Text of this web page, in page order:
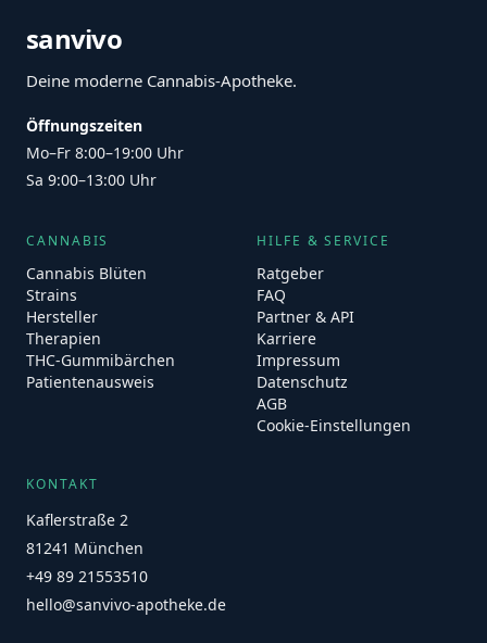
sanvivo
Deine moderne Cannabis-Apotheke.
Öffnungszeiten
Mo–Fr 8:00–19:00 Uhr
Sa 9:00–13:00 Uhr
CANNABIS
Cannabis Blüten
Strains
Hersteller
Therapien
THC-Gummibärchen
Patientenausweis
HILFE & SERVICE
Ratgeber
FAQ
Partner & API
Karriere
Impressum
Datenschutz
AGB
Cookie-Einstellungen
KONTAKT
Kaflerstraße 2
81241 München
+49 89 21553510
hello@sanvivo-apotheke.de